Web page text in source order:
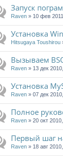
Запуск
Raven » 10 фев
Установка
Hitsugaya Toushirou
Вызываем
Raven » 13 дек
Установка
Raven » 07 дек
Полное
Raven » 20 окт
Первый шаг
Raven » 18 авг